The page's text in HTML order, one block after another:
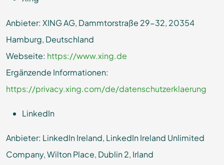
Anbieter: XING AG, Dammtorstraße 29-32, 20354
Hamburg, Deutschland
Webseite: https://www.xing.de
Ergänzende Informationen:
https://privacy.xing.com/de/datenschutzerklaerung
LinkedIn
Anbieter: LinkedIn Ireland, LinkedIn Ireland Unlimited
Company, Wilton Place, Dublin 2, Irland